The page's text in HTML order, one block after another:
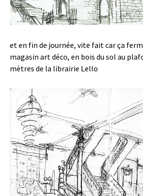
et en fin de journée, vite fait car ça
magasin art déco, en bois du sol au
mètres de la librairie Lello